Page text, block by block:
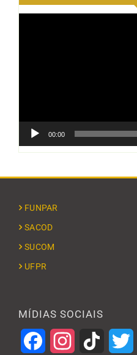
00:00
FUNPAR
SACOD
SUCOM
UFPR
MÍDIAS SOCIAIS
FacebookInstagramTikTok